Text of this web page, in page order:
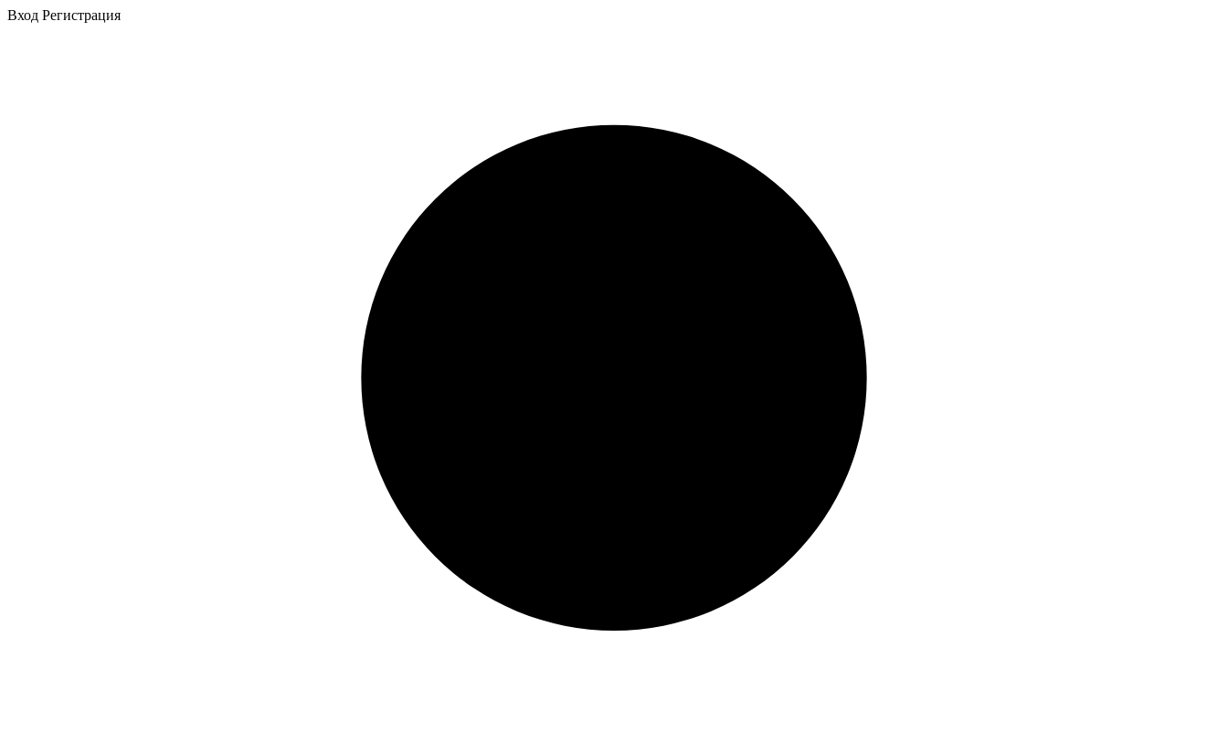
Вход Регистрация